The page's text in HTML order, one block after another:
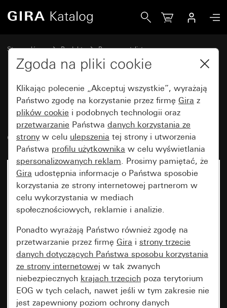
Strona główna Produkty
Programy stylistyczne
Gira Event (System 55)
Gira Event
Ramka Gira Event Clear czarny z
ramką pośrednią w kolorze
czystej bieli z połyskiem
Zgoda na pliki cookie
Klikając polecenie „Akceptuj wszystkie”, wyrażają
Państwo zgodę na korzystanie przez firmę Gira z
plików cookie i podobnych technologii oraz
przetwarzanie Państwa danych korzystania ze
strony w celu ulepszenia tej strony i utworzenia
Państwa profilu użytkownika w celu wyświetlania
spersonalizowanych reklam. Prosimy pamiętać, że
Gira udostępnia informacje o Państwa sposobie
korzystania ze strony internetowej partnerom w
celu wykorzystania w mediach
społecznościowych, reklamie i analizie.
Ponadto wyrażają Państwo również zgodę na
przetwarzanie przez firmę Gira i strony trzecie
danych dotyczących Państwa sposobu korzystania
ze strony internetowej w tak zwanych
niebezpiecznych krajach trzecich poza terytorium
EOG w tych celach, nawet jeśli w tym zakresie nie
jest zapewniony poziom ochrony danych